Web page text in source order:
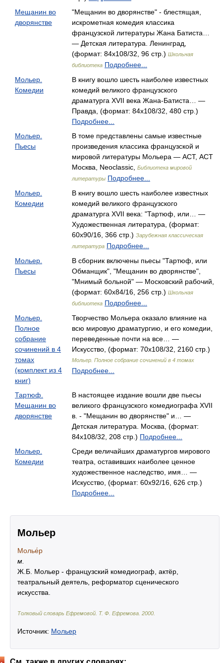
Мещанин во
дворянстве
"Мещанин во дворянстве" - блестящая,
искрометная комедия классика
французской литературы Жана Батиста…
— Детская литература. Ленинград,
(формат: 84x108/32, 96 стр.) Школьная
библиотека Подробнее...
Мольер.
Комедии
В книгу вошло шесть наиболее известных
комедий великого французского
драматурга XVII века Жана-Батиста… —
Правда, (формат: 84x108/32, 480 стр.)
Подробнее...
Мольер.
Пьесы
В томе представлены самые известные
произведения классика французской и
мировой литературы Мольера — АСТ, АСТ
Москва, Neoclassic,
Библиотека мировой
литературы Подробнее...
Мольер.
Комедии
В книгу вошло шесть наиболее известных
комедий великого французского
драматурга XVII века: "Тартюф, или… —
Художественная литература, (формат:
60x90/16, 366 стр.) Зарубежная классическая
литература Подробнее...
Мольер.
Пьесы
В сборник включены пьесы "Тартюф, или
Обманщик", "Мещанин во дворянстве",
"Мнимый больной" — Московский рабочий,
(формат: 60x84/16, 256 стр.) Школьная
библиотека Подробнее...
Мольер.
Полное
собрание
сочинений в 4
томах
(комплект из 4
книг)
Творчество Мольера оказало влияние на
всю мировую драматургию, и его комедии,
переведенные почти на все… —
Искусство, (формат: 70x108/32, 2160 стр.)
Мольер. Полное собрание сочинений в 4 томах
Подробнее...
Тартюф.
Мещанин во
дворянстве
В настоящее издание вошли две пьесы
великого французского комедиографа XVII
в. - "Мещанин во дворянстве" и… —
Детская литература. Москва, (формат:
84x108/32, 208 стр.) Подробнее...
Мольер.
Комедии
Среди величайших драматургов мирового
театра, оставивших наиболее ценное
художественное наследство, имя… —
Искусство, (формат: 60x92/16, 626 стр.)
Подробнее...
Мольер
Молье́р
м.
Ж.Б. Мольер - французский комедиограф, актёр,
театральный деятель, реформатор сценического
искусства.
Толковый словарь Ефремовой Т. Ф. Ефремова. 2000
Источник: Мольер